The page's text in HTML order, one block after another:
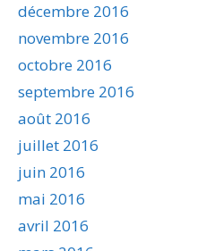
décembre 2016
novembre 2016
octobre 2016
septembre 2016
août 2016
juillet 2016
juin 2016
mai 2016
avril 2016